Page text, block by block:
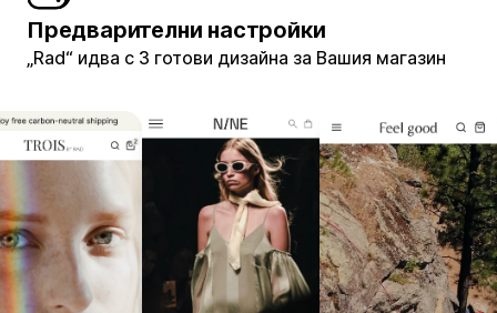
Предварителни настройки
„Rad“ идва с 3 готови дизайна за Вашия магазин